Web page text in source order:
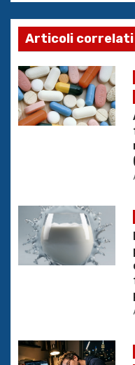
i
g
a
z
i
e
a
i
Articoli correlati